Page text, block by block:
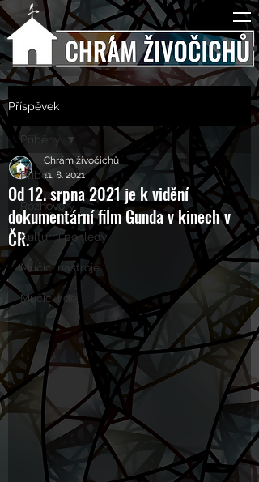
Příspěvek
Příběhy
Rozhovory
Kulturní pohledy
Mučící nástroje
Mučící lidé
Příběhy
Od 12. srpna 2021 je k vidění
dokumentární film Gunda v kinech v
ČR.
Chrám živočichů
11. 8. 2021